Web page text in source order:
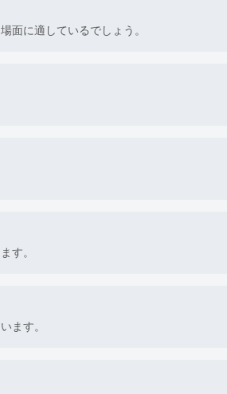
面に適しているでしょう。
す。
ます。